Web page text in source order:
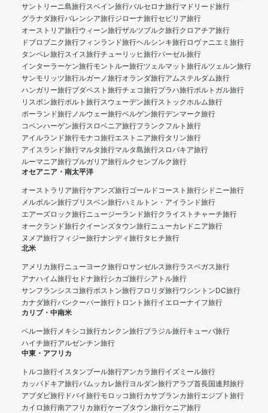
サントリーニ島旅行スペイン旅行バルセロナ旅行マドリード旅行
グラナダ旅行バレンシア旅行ジローナ旅行セビリア旅行
オーストリア旅行ウィーン旅行ザルツブルク旅行クロアチア旅行
ドブロブニク旅行フィンランド旅行ヘルシンキ旅行ロヴァニエミ旅行
タンペレ旅行スイス旅行チューリッヒ旅行バーゼル旅行
インターラーケン旅行モントルー旅行ツェルマット旅行ルツェルン旅行
サンモリッツ旅行ルガーノ旅行オランダ旅行アムステルダム旅行
ハンガリー旅行ブダペスト旅行チェコ旅行プラハ旅行ポルトガル旅行
リスボン旅行ポルト旅行スウェーデン旅行ストックホルム旅行
ポーランド旅行ノルウェー旅行ベルゲン旅行デンマーク旅行
コペンハーゲン旅行スロベニア旅行フランクフルト旅行
アイルランド旅行モナコ旅行エストニア旅行タリン旅行
アイスランド旅行マルタ旅行マルタ島旅行スロバキア旅行
ルーマニア旅行ブルガリア旅行ルクセンブルク旅行
オセアニア・南太平洋
オーストラリア旅行ケアンズ旅行ゴールドコースト旅行シドニー旅行
メルボルン旅行ブリスベン旅行ハミルトン・アイランド旅行
エアーズロック旅行ニュージーランド旅行クライストチャーチ旅行
オークランド旅行クイーンズタウン旅行ニューカレドニア旅行
ヌメア旅行フィジー旅行ナンディ旅行タヒチ旅行
北米
アメリカ旅行ニューヨーク旅行ロサンゼルス旅行ラスベガス旅行
アナハイム旅行セドナ旅行シカゴ旅行シアトル旅行
サンフランシスコ旅行ボストン旅行フロリダ旅行ワシントンDC旅行
カナダ旅行バンクーバー旅行 トロント旅行イエローナイフ旅行
カリブ・中南米
ペルー旅行メキシコ旅行カンクン旅行ブラジル旅行キューバ旅行
ハイチ旅行アルゼンチン旅行
中東・アフリカ
トルコ旅行イスタンブール旅行アンカラ旅行イズミール旅行
カッパドキア旅行パムッカレ旅行ヨルダン旅行アラブ首長国連邦旅行
アブダビ旅行 ドバイ旅行モロッコ旅行カサブランカ旅行エジプト旅行
カイロ旅行南アフリカ旅行ケープタウン旅行ケニア旅行